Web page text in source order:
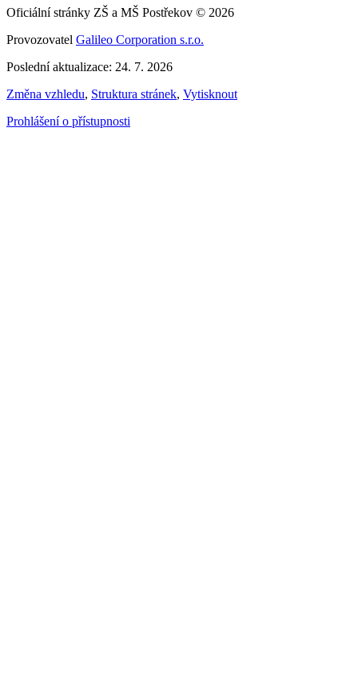
Oficiální stránky ZŠ a MŠ Postřekov © 2026
Provozovatel Galileo Corporation s.r.o.
Poslední aktualizace: 24. 7. 2026
Změna vzhledu, Struktura stránek, Vytisknout
Prohlášení o přístupnosti